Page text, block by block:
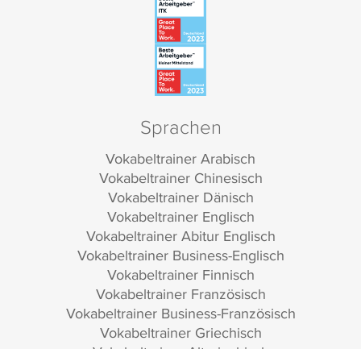
Sprachen
Vokabeltrainer Arabisch
Vokabeltrainer Chinesisch
Vokabeltrainer Dänisch
Vokabeltrainer Englisch
Vokabeltrainer Abitur Englisch
Vokabeltrainer Business-Englisch
Vokabeltrainer Finnisch
Vokabeltrainer Französisch
Vokabeltrainer Business-Französisch
Vokabeltrainer Griechisch